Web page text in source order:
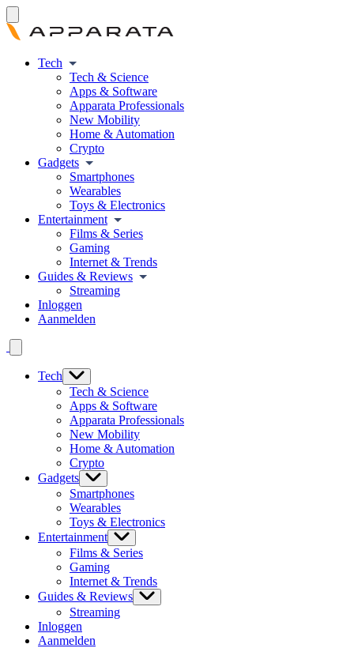
Tech
Tech & Science
Apps & Software
Apparata Professionals
New Mobility
Home & Automation
Crypto
Gadgets
Smartphones
Wearables
Toys & Electronics
Entertainment
Films & Series
Gaming
Internet & Trends
Guides & Reviews
Streaming
Inloggen
Aanmelden
Tech
Tech & Science
Apps & Software
Apparata Professionals
New Mobility
Home & Automation
Crypto
Gadgets
Smartphones
Wearables
Toys & Electronics
Entertainment
Films & Series
Gaming
Internet & Trends
Guides & Reviews
Streaming
Inloggen
Aanmelden